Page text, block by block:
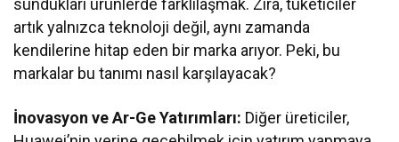
sundukları ürünlerde farklılaşmak. Zira, tüketiciler
artık yalnızca teknoloji değil, aynı zamanda
kendilerine hitap eden bir marka arıyor. Peki, bu
markalar bu tanımı nasıl karşılayacak?
İnovasyon ve Ar-Ge Yatırımları: Diğer üreticiler,